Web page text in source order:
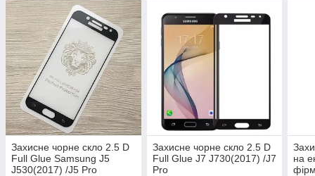
Захисне чорне скло 2.5 D
Full Glue Samsung J5
J530(2017) /J5 Pro
Захисне чорне скло 2.5 D
Full Glue J7 J730(2017) /J7
Pro
на